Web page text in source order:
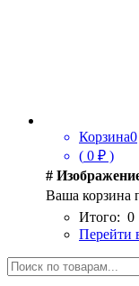
Корзина0
( 0 ₽ )
#
Ваша корзина
Итого: 0
Перейти